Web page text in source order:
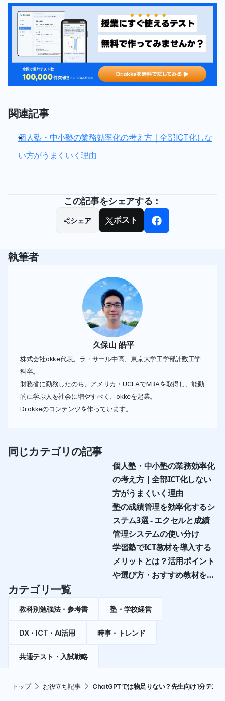
関連記事
個人塾・中小塾の業務効率化の考え方｜全部ICT化しな
い方がうまくいく理由
この記事をシェアする：
シェア ポスト
執筆者
久保山 皓平
株式会社okke代表。ラ・サール中高、東京大学工学部計数工学
科卒。
財務省に勤務したのち、アメリカ・UCLAでMBAを取得し、能動
的に学ぶ人を社会に増やすべく、okkeを起業。
Dr.okkeのコンテンツを作っています。
同じカテゴリの記事
個人塾・中小塾の業務効率化
の考え方｜全部ICT化しない
方がうまくいく理由
塾の成績管理を効率化するシ
ステム3選 - エクセルと成績
管理システムの使い分け
学習塾でICT教材を導入する
メリットとは？活用ポイント
や選び方・おすすめ教材を紹
カテゴリ一覧
教科別勉強法・参考書 塾・学校経営
DX・ICT・AI活用 時事・トレンド
共通テスト・入試戦略
トップ お役立ち記事 ChatGPTでは物足りない？先生向け1分テス